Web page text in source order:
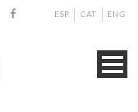
ENG
CAT
ESP